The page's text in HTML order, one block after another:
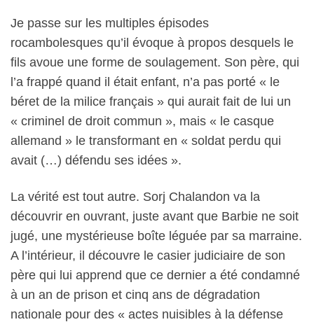
Je passe sur les multiples épisodes
rocambolesques qu’il évoque à propos desquels le
fils avoue une forme de soulagement. Son père, qui
l’a frappé quand il était enfant, n’a pas porté « le
béret de la milice français » qui aurait fait de lui un
« criminel de droit commun », mais « le casque
allemand » le transformant en « soldat perdu qui
avait (…) défendu ses idées ».
La vérité est tout autre. Sorj Chalandon va la
découvrir en ouvrant, juste avant que Barbie ne soit
jugé, une mystérieuse boîte léguée par sa marraine.
A l’intérieur, il découvre le casier judiciaire de son
père qui lui apprend que ce dernier a été condamné
à un an de prison et cinq ans de dégradation
nationale pour des « actes nuisibles à la défense